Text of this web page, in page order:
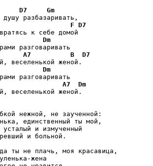
D7
Gm
разбазаривать,
F D7
к себе домой
Dm
разговаривать
A7 B
D7
веселенькой женой.
Dm
разговаривать
A7
Dm
веселенькой женой.
нежной, не заученной:
единственный ты мой,
и измученный
и больной.
ты не плачь, моя красавица,
жена